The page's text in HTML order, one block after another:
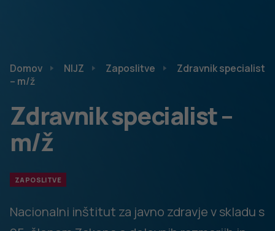
Domov NIJZ Zaposlitve
Zdravnik specialist
– m/ž
Zdravnik specialist –
m/ž
ZAPOSLITVE
Nacionalni inštitut za javno zdravje v skladu s